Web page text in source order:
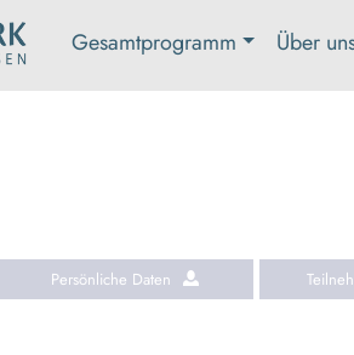
Gesamtprogramm Über
Persönliche Daten